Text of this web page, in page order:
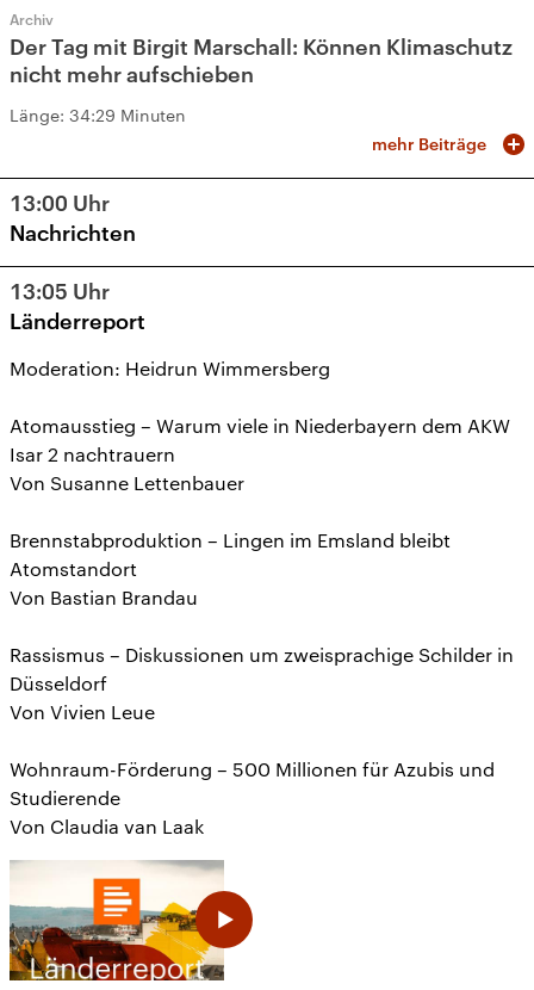
Archiv
Der Tag mit Birgit Marschall: Können Klimaschutz
nicht mehr aufschieben
Länge: 34:29 Minuten
mehr Beiträge
13:00 Uhr
Nachrichten
13:05 Uhr
Länderreport
Moderation: Heidrun Wimmersberg
Atomausstieg – Warum viele in Niederbayern dem AKW
Isar 2 nachtrauern
Von Susanne Lettenbauer
Brennstabproduktion – Lingen im Emsland bleibt
Atomstandort
Von Bastian Brandau
Rassismus – Diskussionen um zweisprachige Schilder in
Düsseldorf
Von Vivien Leue
Wohnraum-Förderung – 500 Millionen für Azubis und
Studierende
Von Claudia van Laak